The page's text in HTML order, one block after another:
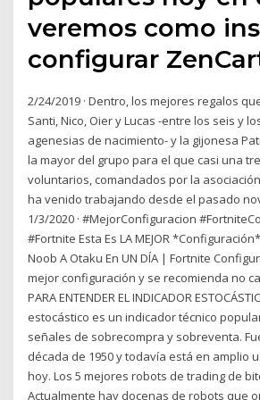
veremos como
configurar
2/24/2019 · Dentro, los mejores regalos
Santi, Nico, Oier y Lucas -entre los seis y
agenesias de nacimiento- y la gijonesa
la mayor del grupo para el que casi una
voluntarios, comandados por la
ha venido trabajando desde el pasado
1/3/2020 · #MejorConfiguracion
#Fortnite Esta Es LA MEJOR
Noob A Otaku En UN DÍA | Fortnite
mejor configuración y se recomienda no
PARA ENTENDER EL INDICADOR
estocástico es un indicador técnico
señales de sobrecompra y sobreventa.
década de 1950 y todavía está en amplio
hoy. Los 5 mejores robots de trading de
Actualmente hay docenas de robots que